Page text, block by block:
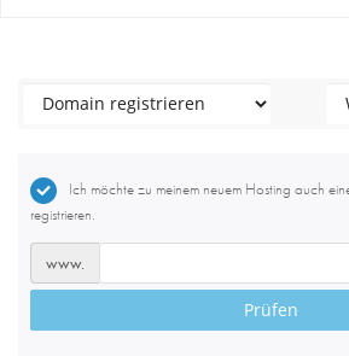
Ich möchte zu meinem neuem Hosting auch
registrieren.
www.
Prüfen